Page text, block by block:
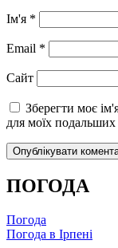
Ім'я *
Email *
Сайт
Зберегти моє
для моїх подальших
ПОГОДА
Погода
Погода в Ірпені